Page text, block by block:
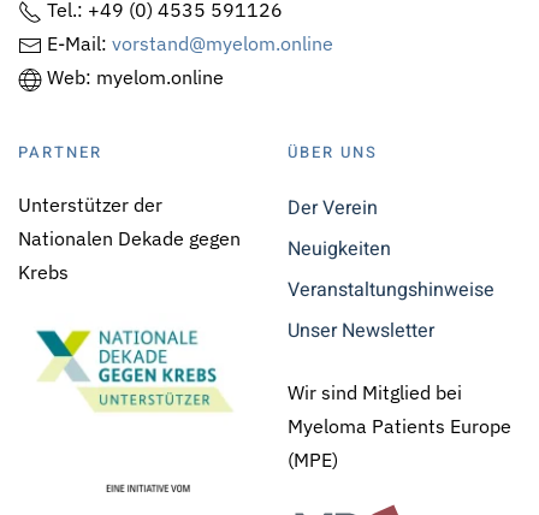
Tel.: +49 (0) 4535 591126
E-Mail: vorstand@myelom.online
Web: myelom.online
PARTNER
Unterstützer der
Nationalen Dekade gegen
Krebs
ÜBER UNS
Der Verein
Neuigkeiten
Veranstaltungshinweise
Unser Newsletter
Wir sind Mitglied bei
Myeloma Patients Europe
(MPE)